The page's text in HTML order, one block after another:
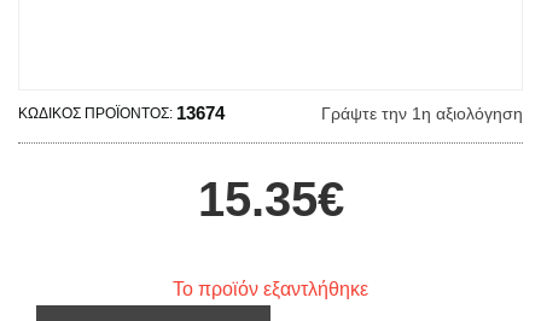
ΚΩΔΙΚΌΣ ΠΡΟΪΌΝΤΟΣ: 13674 Γράψτε την 1η αξιολόγηση
15.35€
Το προϊόν εξαντλήθηκε